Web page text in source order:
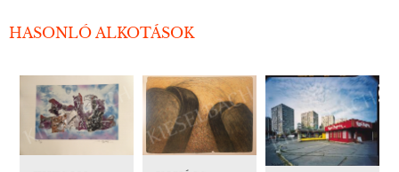
HASONLÓ ALKOTÁSOK